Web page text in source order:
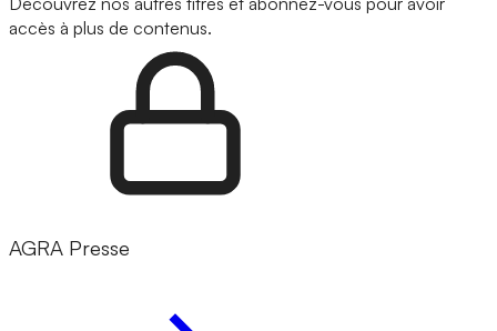
accès à plus de contenus.
AGRA Presse